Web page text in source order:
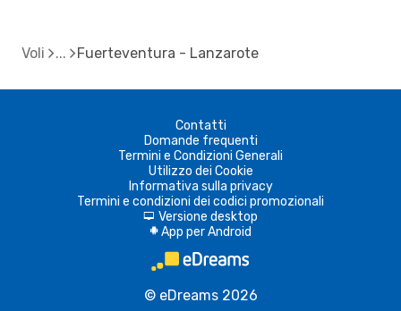
Voli Fuerteventura - Lanzarote
Contatti
Domande frequenti
Termini e Condizioni Generali
Utilizzo dei Cookie
Informativa sulla privacy
Termini e condizioni dei codici promozionali
d Versione desktop
A App per Android
© eDreams 2026